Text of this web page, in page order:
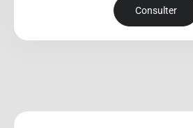
Consulter